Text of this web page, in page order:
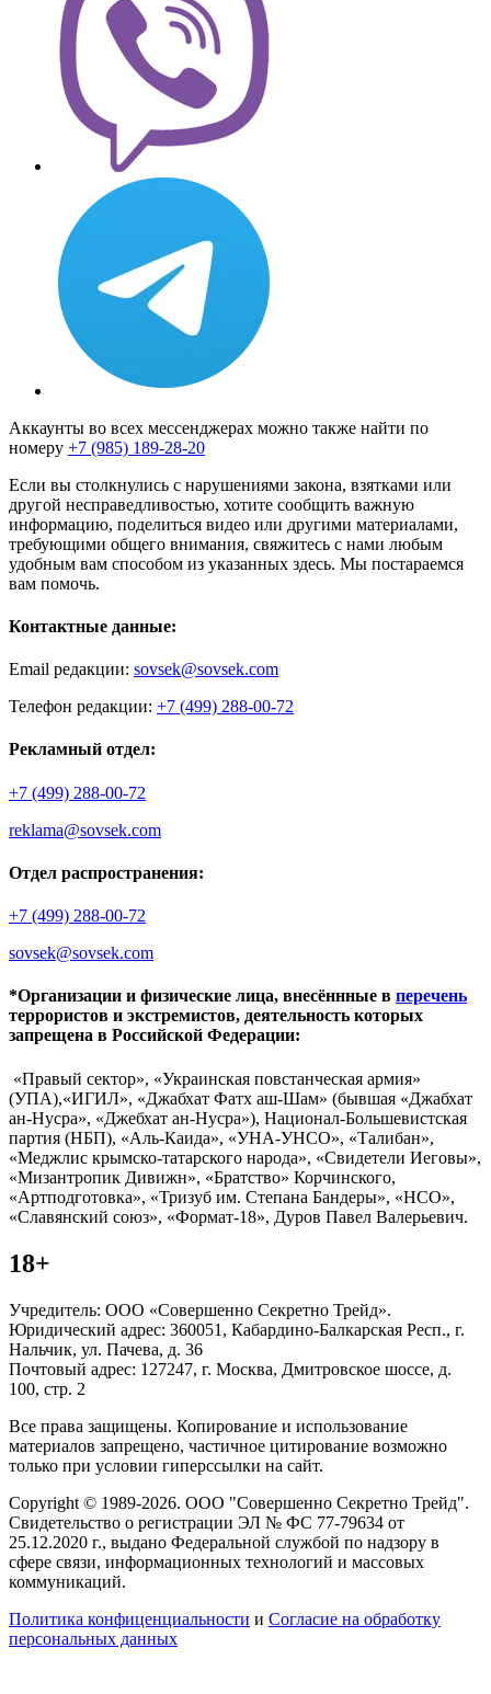
Аккаунты во всех мессенджерах можно также найти по
номеру +7 (985) 189-28-20
Если вы столкнулись с нарушениями закона, взятками или
другой несправедливостью, хотите сообщить важную
информацию, поделиться видео или другими материалами,
требующими общего внимания, свяжитесь с нами любым
удобным вам способом из указанных здесь. Мы постараемся
вам помочь.
Контактные данные:
Email редакции: sovsek@sovsek.com
Телефон редакции: +7 (499) 288-00-72
Рекламный отдел:
+7 (499) 288-00-72
reklama@sovsek.com
Отдел распространения:
+7 (499) 288-00-72
sovsek@sovsek.com
*Организации и физические лица, внесённные в перечень
террористов и экстремистов, деятельность которых
запрещена в Российской Федерации:
«Правый сектор», «Украинская повстанческая армия»
(УПА),«ИГИЛ», «Джабхат Фатх аш-Шам» (бывшая «Джабхат
ан-Нусра», «Джебхат ан-Нусра»), Национал-Большевистская
партия (НБП), «Аль-Каида», «УНА-УНСО», «Талибан»,
«Меджлис крымско-татарского народа», «Свидетели Иеговы»,
«Мизантропик Дивижн», «Братство» Корчинского,
«Артподготовка», «Тризуб им. Степана Бандеры», «НСО»,
«Славянский союз», «Формат-18», Дуров Павел Валерьевич.
18+
Учредитель: ООО «Совершенно Секретно Трейд».
Юридический адрес: 360051, Кабардино-Балкарская Респ., г.
Нальчик, ул. Пачева, д. 36
Почтовый адрес: 127247, г. Москва, Дмитровское шоссе, д.
100, стр. 2
Все права защищены. Копирование и использование
материалов запрещено, частичное цитирование возможно
только при условии гиперссылки на сайт.
Copyright © 1989-2026. ООО "Совершенно Секретно Трейд".
Свидетельство о регистрации ЭЛ № ФС 77-79634 от
25.12.2020 г., выдано Федеральной службой по надзору в
сфере связи, информационных технологий и массовых
коммуникаций.
Политика конфиценциальности и Согласие на обработку
персональных данных